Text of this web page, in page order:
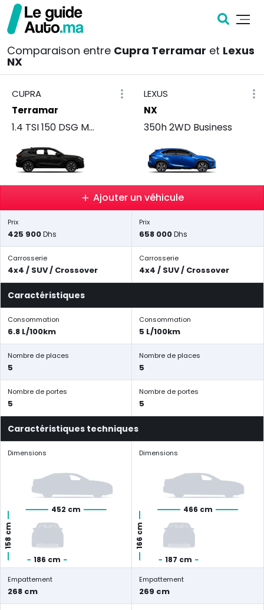
Comparaison entre Cupra Terramar et Lexus
NX
CUPRA
Terramar
1.4 TSI 150 DSG MOON
LEXUS
NX
350h 2WD Business
Ajouter un véhicule
Prix
425 900Dhs
Prix
658 000Dhs
Carrosserie
4x4 / SUV / Crossover
Carrosserie
4x4 / SUV / Crossover
Caractéristiques
Consommation
6.8 L/100km
Consommation
5 L/100km
Nombre de places
5
Nombre de places
5
Nombre de portes
5
Nombre de portes
5
Caractéristiques techniques
Dimensions
452 cm
186 cm
158 cm
Dimensions
466 cm
187 cm
166 cm
Empattement
268 cm
Empattement
269 cm